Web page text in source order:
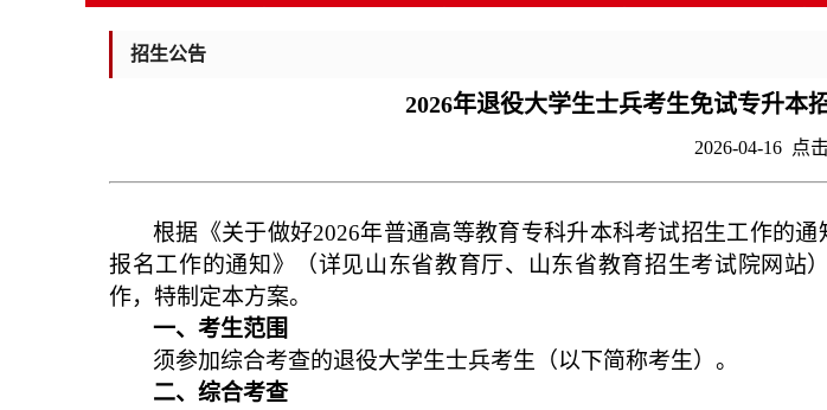
招生公告
2026年退役大学生士兵考生免试专升本
2026-04-16 点
根据《关于做好2026年普通高等教育专科升本科考试招生工作的
报名工作的通知》（详见山东省教育厅、山东省教育招生考试院网站
作，特制定本方案。
一、考生范围
须参加综合考查的退役大学生士兵考生 （以下简称考生） 。
二、综合考查